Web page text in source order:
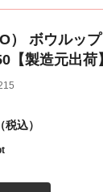
） ボウルッ
【製造元出荷】
税込）